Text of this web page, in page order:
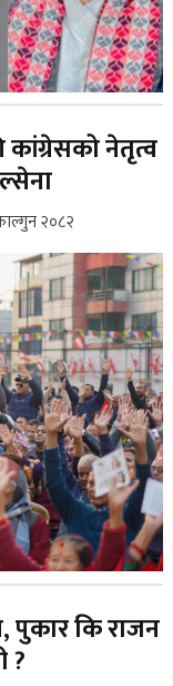
कांग्रेसको नेतृत्व
२०८२
पुकार कि राजन
?